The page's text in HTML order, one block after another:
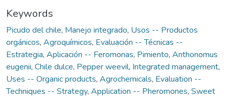
Keywords
Picudo del chile, Manejo integrado, Usos -- Productos
orgánicos, Agroquímicos, Evaluación -- Técnicas --
Estrategia, Aplicación -- Feromonas, Pimiento, Anthonomus
eugenii, Chile dulce, Pepper weevil, Integrated management,
Uses -- Organic products, Agrochemicals, Evaluation --
Techniques -- Strategy, Application -- Pheromones, Sweet